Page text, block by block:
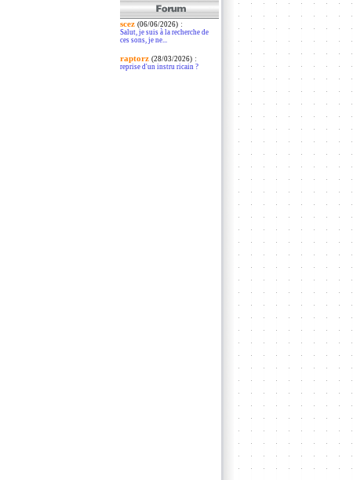
scez (06/06/2026):
Salut, je suis à la recherche de
ces sons, je ne...
raptorz (28/03/2026):
reprise d'un instru ricain ?